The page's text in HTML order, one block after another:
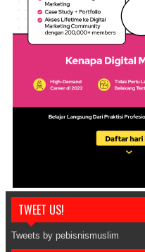
TWEET US!
Tweets by pebisnismuslim